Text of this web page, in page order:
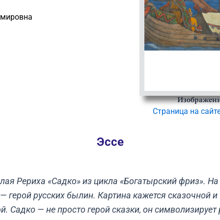
Страница на
Эссе
Рериха «Садко» из цикла «Богатырский фриз».
русских былин. Картина кажется сказочной
Садко — не просто герой сказки, он символизирует